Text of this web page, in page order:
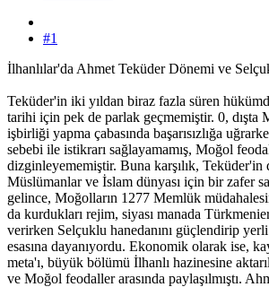
#1
İlhanlılar'da Ahmet Teküder Dönemi ve
Teküder'in iki yıldan biraz fazla süren
tarihi için pek de parlak geçmemiştir. 0, dışta
işbirliği yapma çabasında başarısızlığa
sebebi ile istikrarı sağlayamamış, Moğol
dizginleyememiştir. Buna karşılık, Teküder'in
Müslümanlar ve İslam dünyası için bir zafer
gelince, Moğolların 1277 Memlük
da kurdukları rejim, siyası manada
verirken Selçuklu hanedanını güçlendirip
esasına dayanıyordu. Ekonomik olarak ise,
meta'ı, büyük bölümü İlhanlı hazinesine
ve Moğol feodaller arasında paylaşılmıştı.